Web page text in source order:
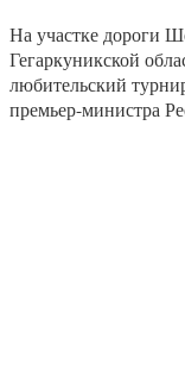
На участке дороги
Гегаркуникской
любительский
премьер-министра